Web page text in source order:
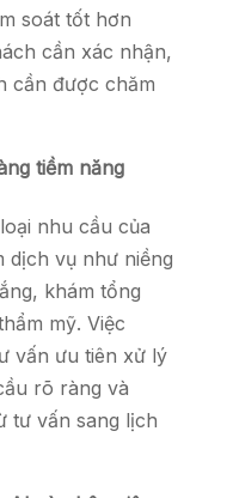
soát tốt hơn
cần xác nhận,
cần được chăm
tiềm năng
nhu cầu của
dịch vụ như niềng
khám tổng
mỹ. Việc
vấn ưu tiên xử lý
rõ ràng và
tư vấn sang lịch